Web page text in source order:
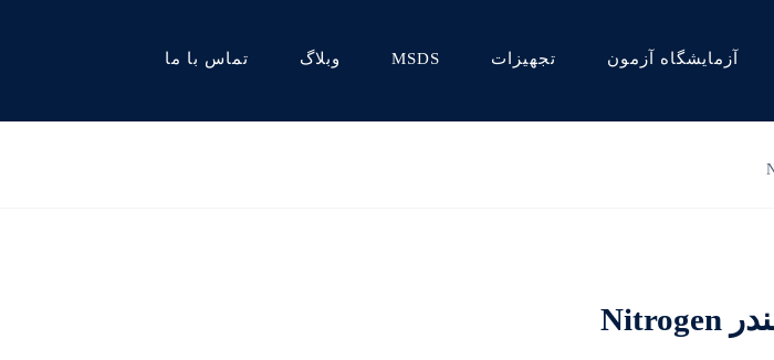
آزمایشگاه آزمون تجهیزات MSDS وبلاگ تماس با ما